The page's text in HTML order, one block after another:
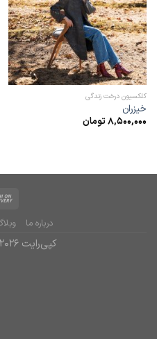
کلکسیون درخت زندگی
خیزران
8,500,000تومان
درباره ما
کپی‌رایت 2026 ©